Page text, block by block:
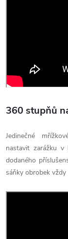
360 stupňů
Jedinečné
nastavit zarážku
dodaného
sáňky obrobek